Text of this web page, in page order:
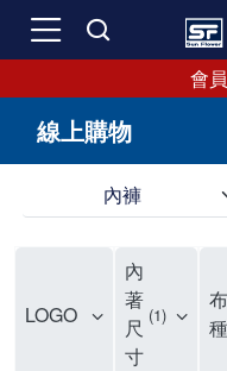
會
線上購物
內褲
LOGO
內
著
尺
寸
1
布
種